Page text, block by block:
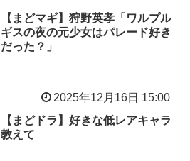
【まどマギ】狩野英孝「ワルプル
ギスの夜の元少女はパレード好き
だった？」
2025年12月16日 15:00
【まどドラ】好きな低レアキャラ
教えて